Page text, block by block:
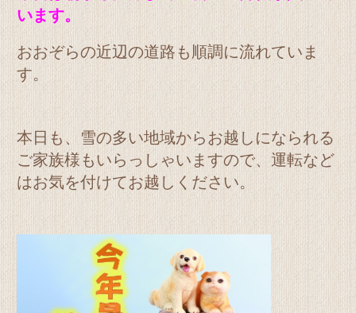
います。
おおぞらの近辺の道路も順調に流れていま
す。
本日も、雪の多い地域からお越しになられる
ご家族様もいらっしゃいますので、運転など
はお気を付けてお越しください。